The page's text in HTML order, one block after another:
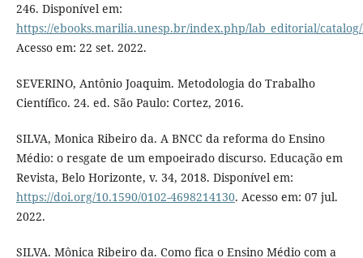
246. Disponível em:
https://ebooks.marilia.unesp.br/index.php/lab_editorial/
Acesso em: 22 set. 2022.
SEVERINO, Antônio Joaquim. Metodologia do Trabalho
Científico. 24. ed. São Paulo: Cortez, 2016.
SILVA, Monica Ribeiro da. A BNCC da reforma do Ensino
Médio: o resgate de um empoeirado discurso. Educação em
Revista, Belo Horizonte, v. 34, 2018. Disponível em:
https://doi.org/10.1590/0102-4698214130. Acesso em: 07 jul.
2022.
SILVA. Mônica Ribeiro da. Como fica o Ensino Médio com a